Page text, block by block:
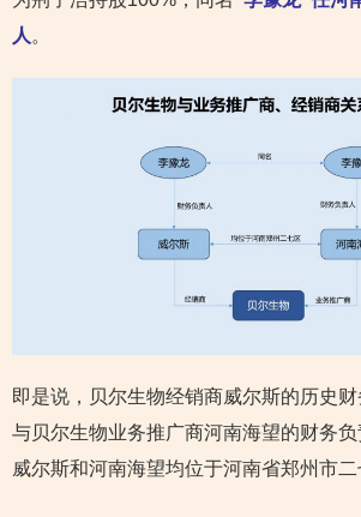
人 。
即是说，贝尔生物经销商威尔斯的历史财
与贝尔生物业务推广商河南海望的财务负
威尔斯和河南海望均位于河南省郑州市二